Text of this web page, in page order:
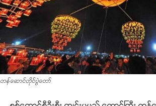
တန်ဆောင်တိုင်ပွဲတော်